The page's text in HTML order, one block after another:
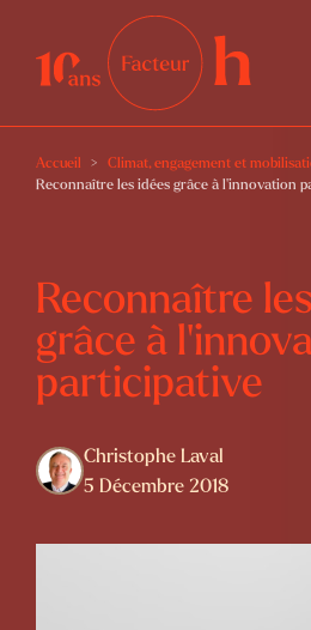
Accueil
Climat, engagement et
Reconnaître les idées grâce à l’innovation
Reconnaître
grâce à
participative
Christophe Laval
5 Décembre 2018